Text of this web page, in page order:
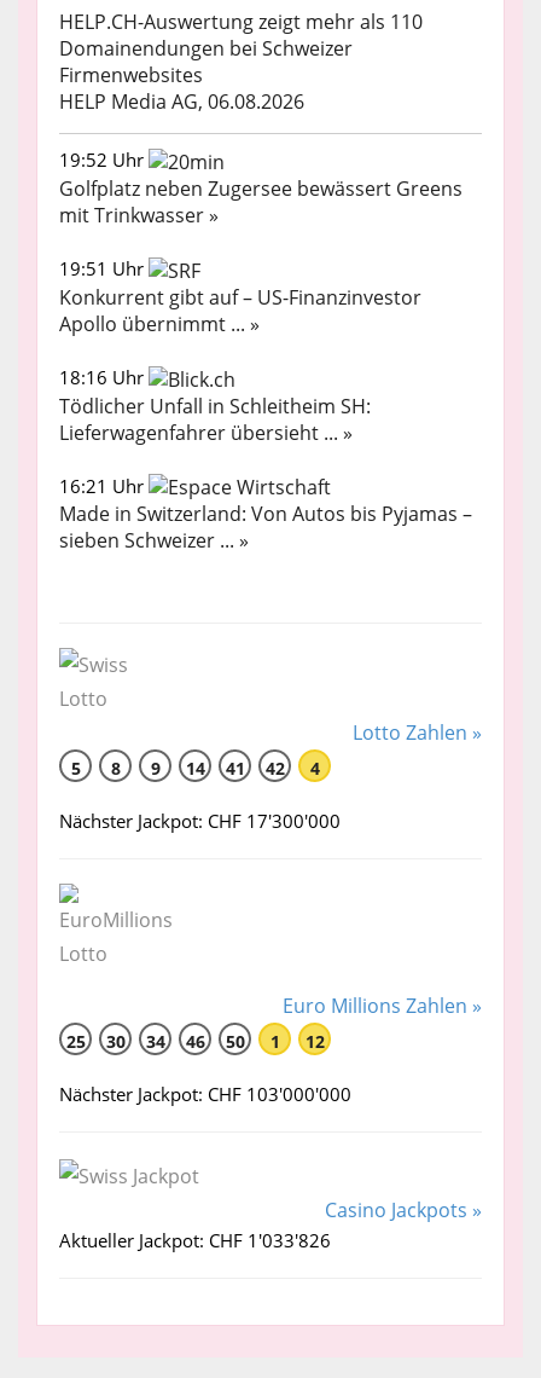
HELP.CH-Auswertung zeigt mehr als 110
Domainendungen bei Schweizer
Firmenwebsites
HELP Media AG, 06.08.2026
19:52 Uhr
Golfplatz neben Zugersee bewässert Greens
mit Trinkwasser »
19:51 Uhr
Konkurrent gibt auf – US-Finanzinvestor
Apollo übernimmt ... »
18:16 Uhr
Tödlicher Unfall in Schleitheim SH:
Lieferwagenfahrer übersieht ... »
16:21 Uhr
Made in Switzerland: Von Autos bis Pyjamas –
sieben Schweizer ... »
Lotto Zahlen »
5 8 9 14 41 42 4
Nächster Jackpot: CHF 17'300'000
Euro Millions Zahlen »
25 30 34 46 50 1 12
Nächster Jackpot: CHF 103'000'000
Casino Jackpots »
Aktueller Jackpot: CHF 1'033'826